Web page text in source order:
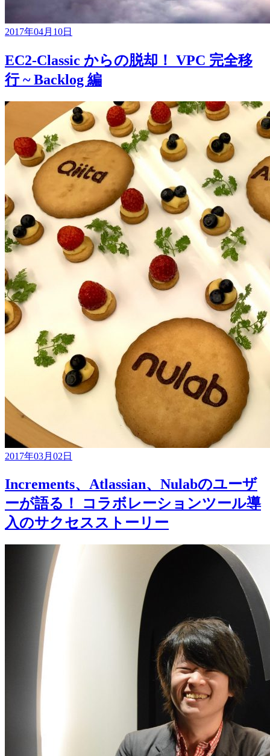
2017年04月10日
EC2-Classic からの脱却！ VPC 完全移
行 ~ Backlog 編
2017年03月02日
Increments、Atlassian、Nulabのユーザ
ーが語る！ コラボレーションツール導
入のサクセスストーリー